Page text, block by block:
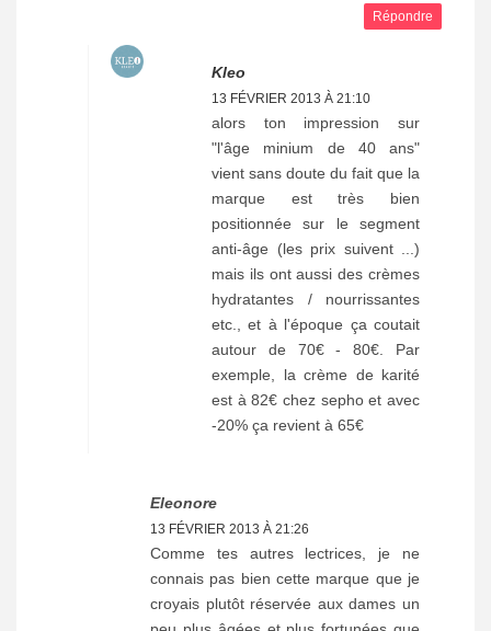
Répondre
Kleo
13 FÉVRIER 2013 À 21:10
alors ton impression sur
"l'âge minium de 40 ans"
vient sans doute du fait que la
marque est très bien
positionnée sur le segment
anti-âge (les prix suivent ...)
mais ils ont aussi des crèmes
hydratantes / nourrissantes
etc., et à l'époque ça coutait
autour de 70€ - 80€. Par
exemple, la crème de karité
est à 82€ chez sepho et avec
-20% ça revient à 65€
Eleonore
13 FÉVRIER 2013 À 21:26
Comme tes autres lectrices, je ne
connais pas bien cette marque que je
croyais plutôt réservée aux dames un